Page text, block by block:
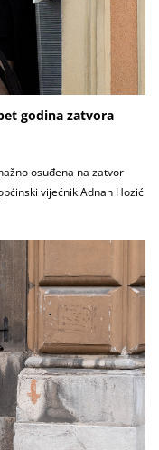
godina zatvora
osuđena na zatvor
vijećnik Adnan Hozić